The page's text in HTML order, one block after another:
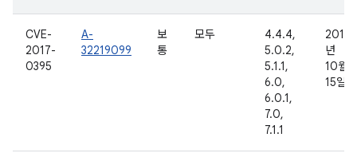
CVE-
2017-
0395
A-
32219099
보
통
모두
4.4.4,
5.0.2,
5.1.1,
6.0,
6.0.1,
7.0,
7.1.1
2016
년
10월
15일